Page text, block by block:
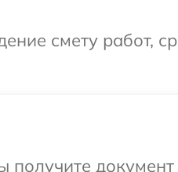
смету работ,
получите